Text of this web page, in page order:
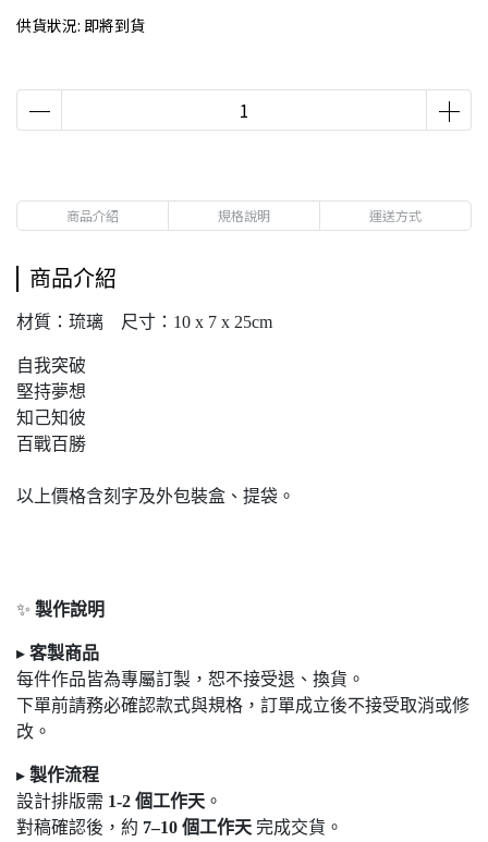
供貨狀況: 即將到貨
商品介紹 規格說明 運送方式
商品介紹
材質：琉璃 尺寸：10 x 7 x 25cm
自我突破
堅持夢想
知己知彼
百戰百勝
以上價格含刻字及外包裝盒、提袋。
✨ 製作說明
▸ 客製商品
每件作品皆為專屬訂製，恕不接受退 、換貨。
下單前請務必確認款式與規格，訂單成立後不接受取消或修
改。
▸ 製作流程
設計排版需 1-2 個工作天 。
對稿確認後，約 7–10 個工作天 完成交貨。